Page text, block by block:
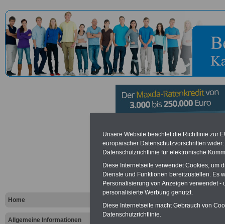
Home
Allgemeine Informationen
Rheinland-
Vorteile für den öffentlichen
Vergleichen und sparen
Bausparen schon ab 16 Jahren
Berufsunfähigkeitsabsicherung
Unsere Website beachtet die Richtlinie zur
europäischer Datenschutzvorschriften
Datenschutzrichtlinie für elektronische
Diese Internetseite verwendet Cookies, um
Dienste und Funktionen bereitzustellen. Es
Personalisierung von Anzeigen verwendet
personalisierte Werbung genutzt.
Diese Internetseite macht Gebrauch von
Datenschutzrichtlinie.